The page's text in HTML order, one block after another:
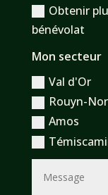
Obtenir
bénévolat
Mon secteur
Val d'Or
Rouyn-
Amos